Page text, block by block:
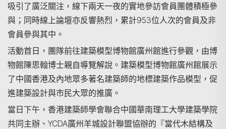
吸引了廣泛關注，線下兩天一夜的實地參訪會員團體積極參
與；同時線上論壇亦反響熱烈，累計953位人次的會員及非
會員參與其中。
活動首日，團隊前往建築模型博物館廣州館進行參觀，由博
物館陳思翰博士親自導覽解說。建築模型博物館廣州館展示
了中國香港及內地眾多著名建築師的地標建築作品模型，促
進建築設計與市民大眾的推廣。
當日下午，香港建築師學會聯合中國華南理工大學建築學院
共同主辦、YCDA廣州羊城設計聯盟協辦的『當代木結構及